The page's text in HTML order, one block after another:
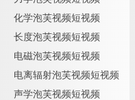
化学泡芙视频短视频
长度泡芙视频短视频
电磁泡芙视频短视频
电离辐射泡芙视频短视频
声学泡芙视频短视频